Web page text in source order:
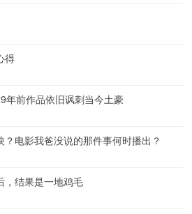
得
年前作品依旧讽刺当今土豪
电影我爸没说的那件事何时播出？
，结果是一地鸡毛